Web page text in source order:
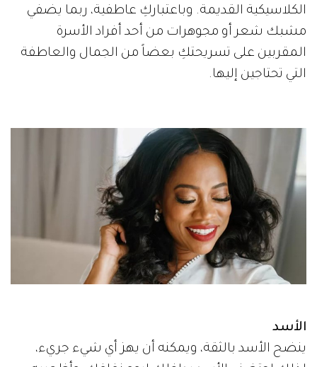
الكلاسيكية القديمة. وباعتباركِ عاطفية، ربما يضفي
مشبك شعر أو مجوهرات من أحد أفراد الأسرة
المقربين على تسريحتكِ بعضاً من الجمال والعاطفة
التي تحتاجين إليها.
الأسد
ينضح الأسد بالثقة، ويمكنه أن يهز أي شيء جريء،